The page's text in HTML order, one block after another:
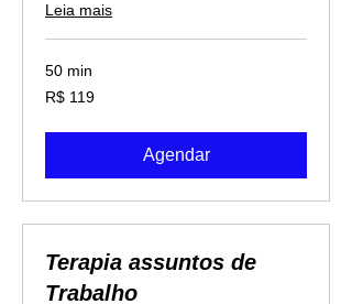
Leia mais
50 min
119
Reais
R$ 119
Agendar
Terapia assuntos de
Trabalho